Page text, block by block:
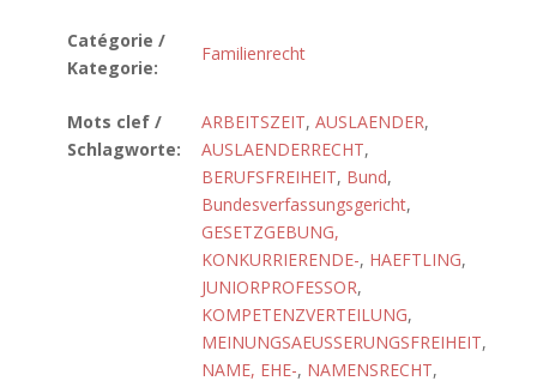
Catégorie /
Kategorie:
Familienrecht
Mots clef /
Schlagworte:
ARBEITSZEIT, AUSLAENDER,
AUSLAENDERRECHT,
BERUFSFREIHEIT, Bund,
Bundesverfassungsgericht,
GESETZGEBUNG,
KONKURRIERENDE-, HAEFTLING,
JUNIORPROFESSOR,
KOMPETENZVERTEILUNG,
MEINUNGSAEUSSERUNGSFREIHEIT,
NAME, EHE-, NAMENSRECHT,